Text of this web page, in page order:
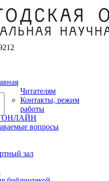
Читателям
Контакты, режим
работы
ОНЛАЙН
вопросы
зал